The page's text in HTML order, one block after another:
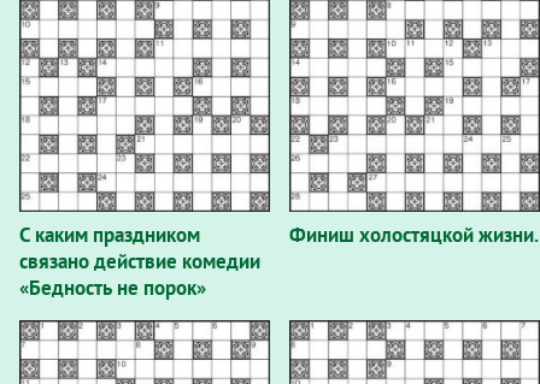
С каким праздником
связано действие комедии
«Бедность не порок»
Александра Островского?
Финиш холостяцкой жизни.